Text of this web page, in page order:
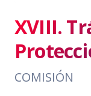
XVIII.
COMISIÓN